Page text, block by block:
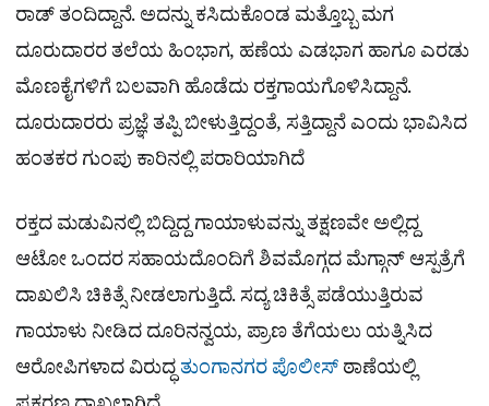
ರಾಡ್ ತಂದಿದ್ದಾನೆ. ಅದನ್ನು ಕಸಿದುಕೊಂಡ ಮತ್ತೊಬ್ಬ ಮಗ
ದೂರುದಾರರ ತಲೆಯ ಹಿಂಭಾಗ, ಹಣೆಯ ಎಡಭಾಗ ಹಾಗೂ ಎರಡು
ಮೊಣಕೈಗಳಿಗೆ ಬಲವಾಗಿ ಹೊಡೆದು ರಕ್ತಗಾಯಗೊಳಿಸಿದ್ದಾನೆ.
ದೂರುದಾರರು ಪ್ರಜ್ಞೆ ತಪ್ಪಿ ಬೀಳುತ್ತಿದ್ದಂತೆ, ಸತ್ತಿದ್ದಾನೆ ಎಂದು ಭಾವಿಸಿದ
ಹಂತಕರ ಗುಂಪು ಕಾರಿನಲ್ಲಿ ಪರಾರಿಯಾಗಿದೆ
ರಕ್ತದ ಮಡುವಿನಲ್ಲಿ ಬಿದ್ದಿದ್ದ ಗಾಯಾಳುವನ್ನು ತಕ್ಷಣವೇ ಅಲ್ಲಿದ್ದ
ಆಟೋ ಒಂದರ ಸಹಾಯದೊಂದಿಗೆ ಶಿವಮೊಗ್ಗದ ಮೆಗ್ಗಾನ್ ಆಸ್ಪತ್ರೆಗೆ
ದಾಖಲಿಸಿ ಚಿಕಿತ್ಸೆ ನೀಡಲಾಗುತ್ತಿದೆ. ಸದ್ಯ ಚಿಕಿತ್ಸೆ ಪಡೆಯುತ್ತಿರುವ
ಗಾಯಾಳು ನೀಡಿದ ದೂರಿನನ್ವಯ, ಪ್ರಾಣ ತೆಗೆಯಲು ಯತ್ನಿಸಿದ
ಆರೋಪಿಗಳಾದ ವಿರುದ್ಧತುಂಗಾನಗರಪೊಲೀಸ್ಠಾಣೆಯಲ್ಲಿ